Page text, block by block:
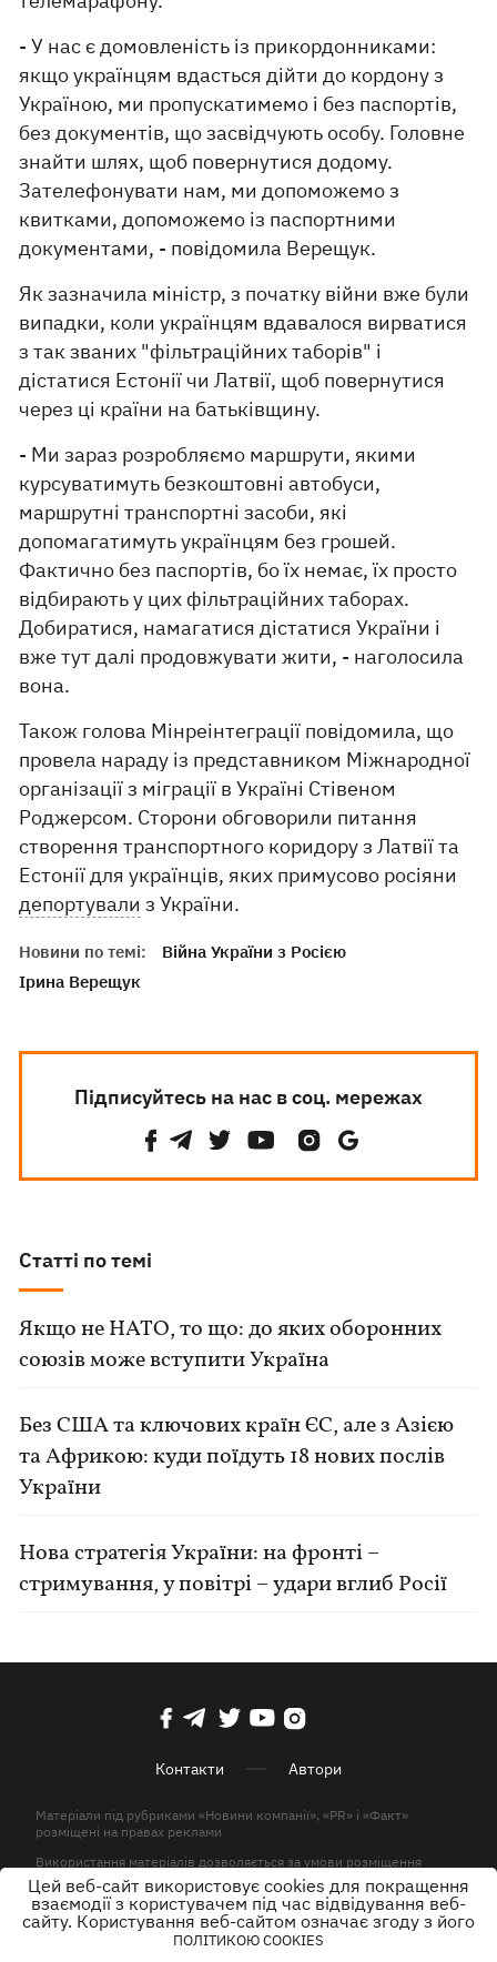
- У нас є домовленість із прикордонниками:
якщо українцям вдасться дійти до кордону з
Україною, ми пропускатимемо і без паспортів,
без документів, що засвідчують особу. Головне
знайти шлях, щоб повернутися додому.
Зателефонувати нам, ми допоможемо з
квитками, допоможемо із паспортними
документами, - повідомила Верещук.
Як зазначила міністр, з початку війни вже були
випадки, коли українцям вдавалося вирватися
з так званих "фільтраційних таборів" і
дістатися Естонії чи Латвії, щоб повернутися
через ці країни на батьківщину.
- Ми зараз розробляємо маршрути, якими
курсуватимуть безкоштовні автобуси,
маршрутні транспортні засоби, які
допомагатимуть українцям без грошей.
Фактично без паспортів, бо їх немає, їх просто
відбирають у цих фільтраційних таборах.
Добиратися, намагатися дістатися України і
вже тут далі продовжувати жити, - наголосила
вона.
Також голова Мінреінтеграції повідомила, що
провела нараду із представником Міжнародної
організації з міграції в Україні Стівеном
Роджерсом. Сторони обговорили питання
створення транспортного коридору з Латвії та
Естонії для українців, яких примусово росіяни
депортували з України.
Новини по темі:
Війна України з Росією
Ірина Верещук
Підписуйтесь на нас в соц. мережах
Статті по темі
Якщо не НАТО, то що: до яких оборонних
союзів може вступити Україна
Без США та ключових країн ЄС, але з Азією
та Африкою: куди поїдуть 18 нових послів
України
Нова стратегія України: на фронті –
стримування, у повітрі – удари вглиб Росії
Контакти Автори
Матеріали під рубриками «Новини компанії», «PR» і «Факт»
розміщені на правах реклами
Використання матеріалів дозволяється за умови розміщення
активного гіперпосилання на KP.UA в першому абзаці.
© ТОВ «ЮЛАВ МЕДІА» 2026. Всі права захищені.
Цей веб-сайт використовує cookies для покращення
взаємодії з користувачем під час відвідування веб-
сайту. Користування веб-сайтом означає згоду з його
ПОЛІТИКОЮ COOKIES